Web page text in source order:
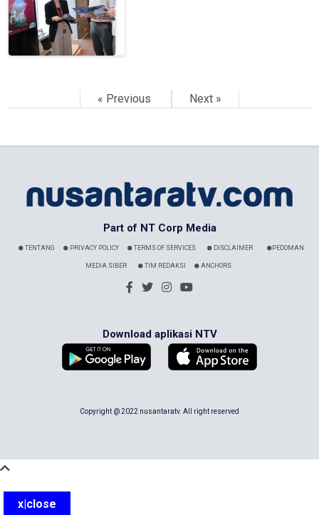
« Previous Next »
Part of NT Corp Media
TENTANG PRIVACY POLICY TERMS OF SERVICES DISCLAIMER PEDOMAN
MEDIA SIBER TIM REDAKSI ANCHORS
Download aplikasi NTV
Copyright @ 2022 nusantaratv. All right reserved
x|close